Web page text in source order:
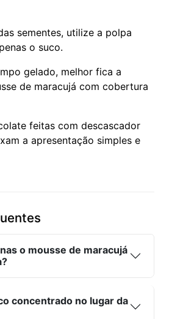
sementes, utilize a polpa
o suco.
gelado, melhor fica a
de maracujá com cobertura
feitas com descascador
a apresentação simples e
o mousse de maracujá
concentrado no lugar da